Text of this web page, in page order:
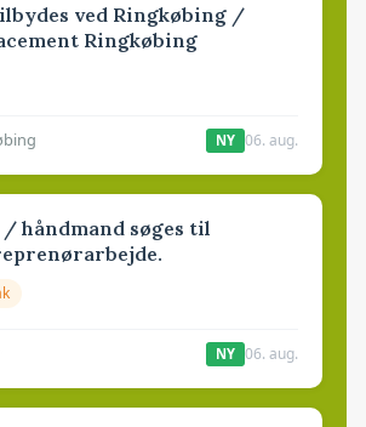
ved Ringkøbing /
Ringkøbing
NY 06. aug.
håndmand søges til
NY 06. aug.